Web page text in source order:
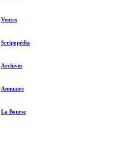
Ventes
Scripopédia
Archives
Annuaire
La Bourse